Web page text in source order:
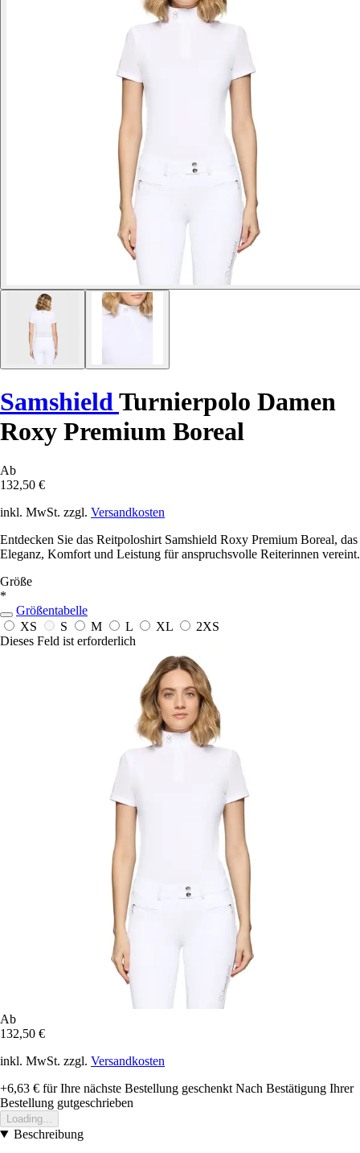
Samshield Turnierpolo Damen
Roxy Premium Boreal
Ab
132,50 €
inkl. MwSt. zzgl. Versandkosten
Entdecken Sie das Reitpoloshirt Samshield Roxy Premium Boreal, das
Eleganz, Komfort und Leistung für anspruchsvolle Reiterinnen vereint.
Größe
*
Größentabelle
XS
S M L XL
2XS
Dieses Feld ist erforderlich
Ab
132,50 €
inkl. MwSt. zzgl. Versandkosten
+6,63 € für Ihre nächste Bestellung geschenkt Nach Bestätigung Ihrer
Bestellung gutgeschrieben
Loading...
Beschreibung